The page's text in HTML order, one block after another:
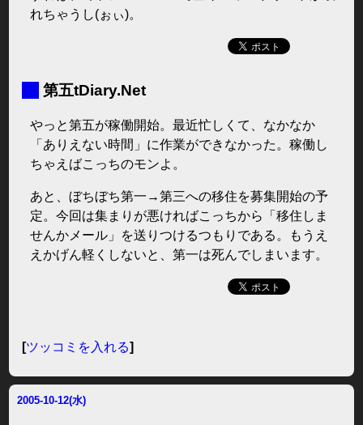
れちゃうし(ぉぃ)。
第五tDiary.Net
やっと第五が稼働開始。最近忙しくて、なかなか
「ありえない時間」に作業ができなかった。稼働し
ちゃえばこっちのモンよ。
あと、ぼちぼち第一→第三への移住を募集開始の予
定。今回は集まりが悪ければこっちから「移住しま
せんかメール」を送りつけるつもりである。もうえ
えかげん軽くしないと、第一は死んでしまいます。
[ツッコミを入れる]
2005-10-12(水)